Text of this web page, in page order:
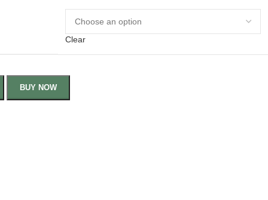
Clear
BUY NOW